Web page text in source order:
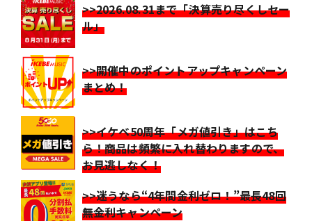
>>2026.08.31まで「決算売り尽くしセー
ル」
>>開催中のポイントアップキャンペーン
まとめ！
>>イケベ50周年「メガ値引き」はこち
ら！商品は頻繁に入れ替わりますので、
お見逃しなく！
>>迷うなら“4年間金利ゼロ！”最長48回
無金利キャンペーン